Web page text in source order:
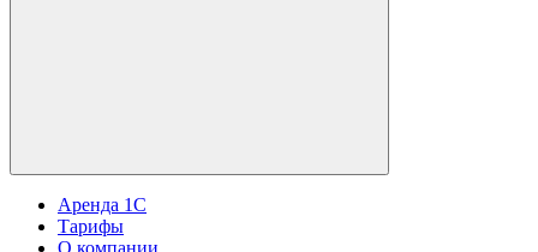
Аренда 1С
Тарифы
О компании